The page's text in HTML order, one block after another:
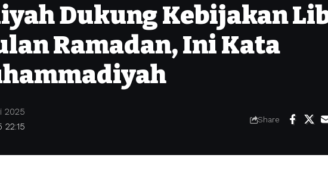
Dukung Kebijakan
Ramadan, Ini Kata
2025
Share